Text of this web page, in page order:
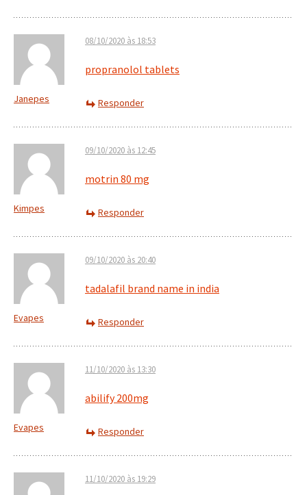
Janepes
08/10/2020 às 18:53
propranolol tablets
Responder
Kimpes
09/10/2020 às 12:45
motrin 80 mg
Responder
Evapes
09/10/2020 às 20:40
tadalafil brand name in india
Responder
Evapes
11/10/2020 às 13:30
abilify 200mg
Responder
11/10/2020 às 19:29